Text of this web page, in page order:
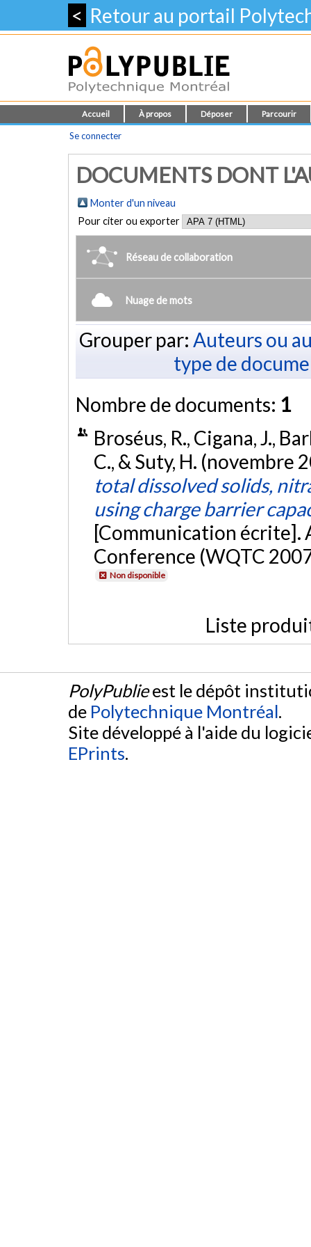
< Retour au portail
Accueil À propos Déposer Parcourir
Se connecter
DOCUMENTS DONT
Monter d'un niveau
Pour citer ou exporter
Réseau de collaboration
Nuage de mots
Grouper par: Auteurs ou
type de
Nombre de documents: 1
Broséus, R., Cigana, J.,
C., & Suty, H. (novembre
total dissolved solids,
using charge barrier
[Communication écrite].
Conference (WQTC
Non disponible
Liste
PolyPublieest le dépôt
de Polytechnique Montréal.
Site développé à l'aide du
EPrints.